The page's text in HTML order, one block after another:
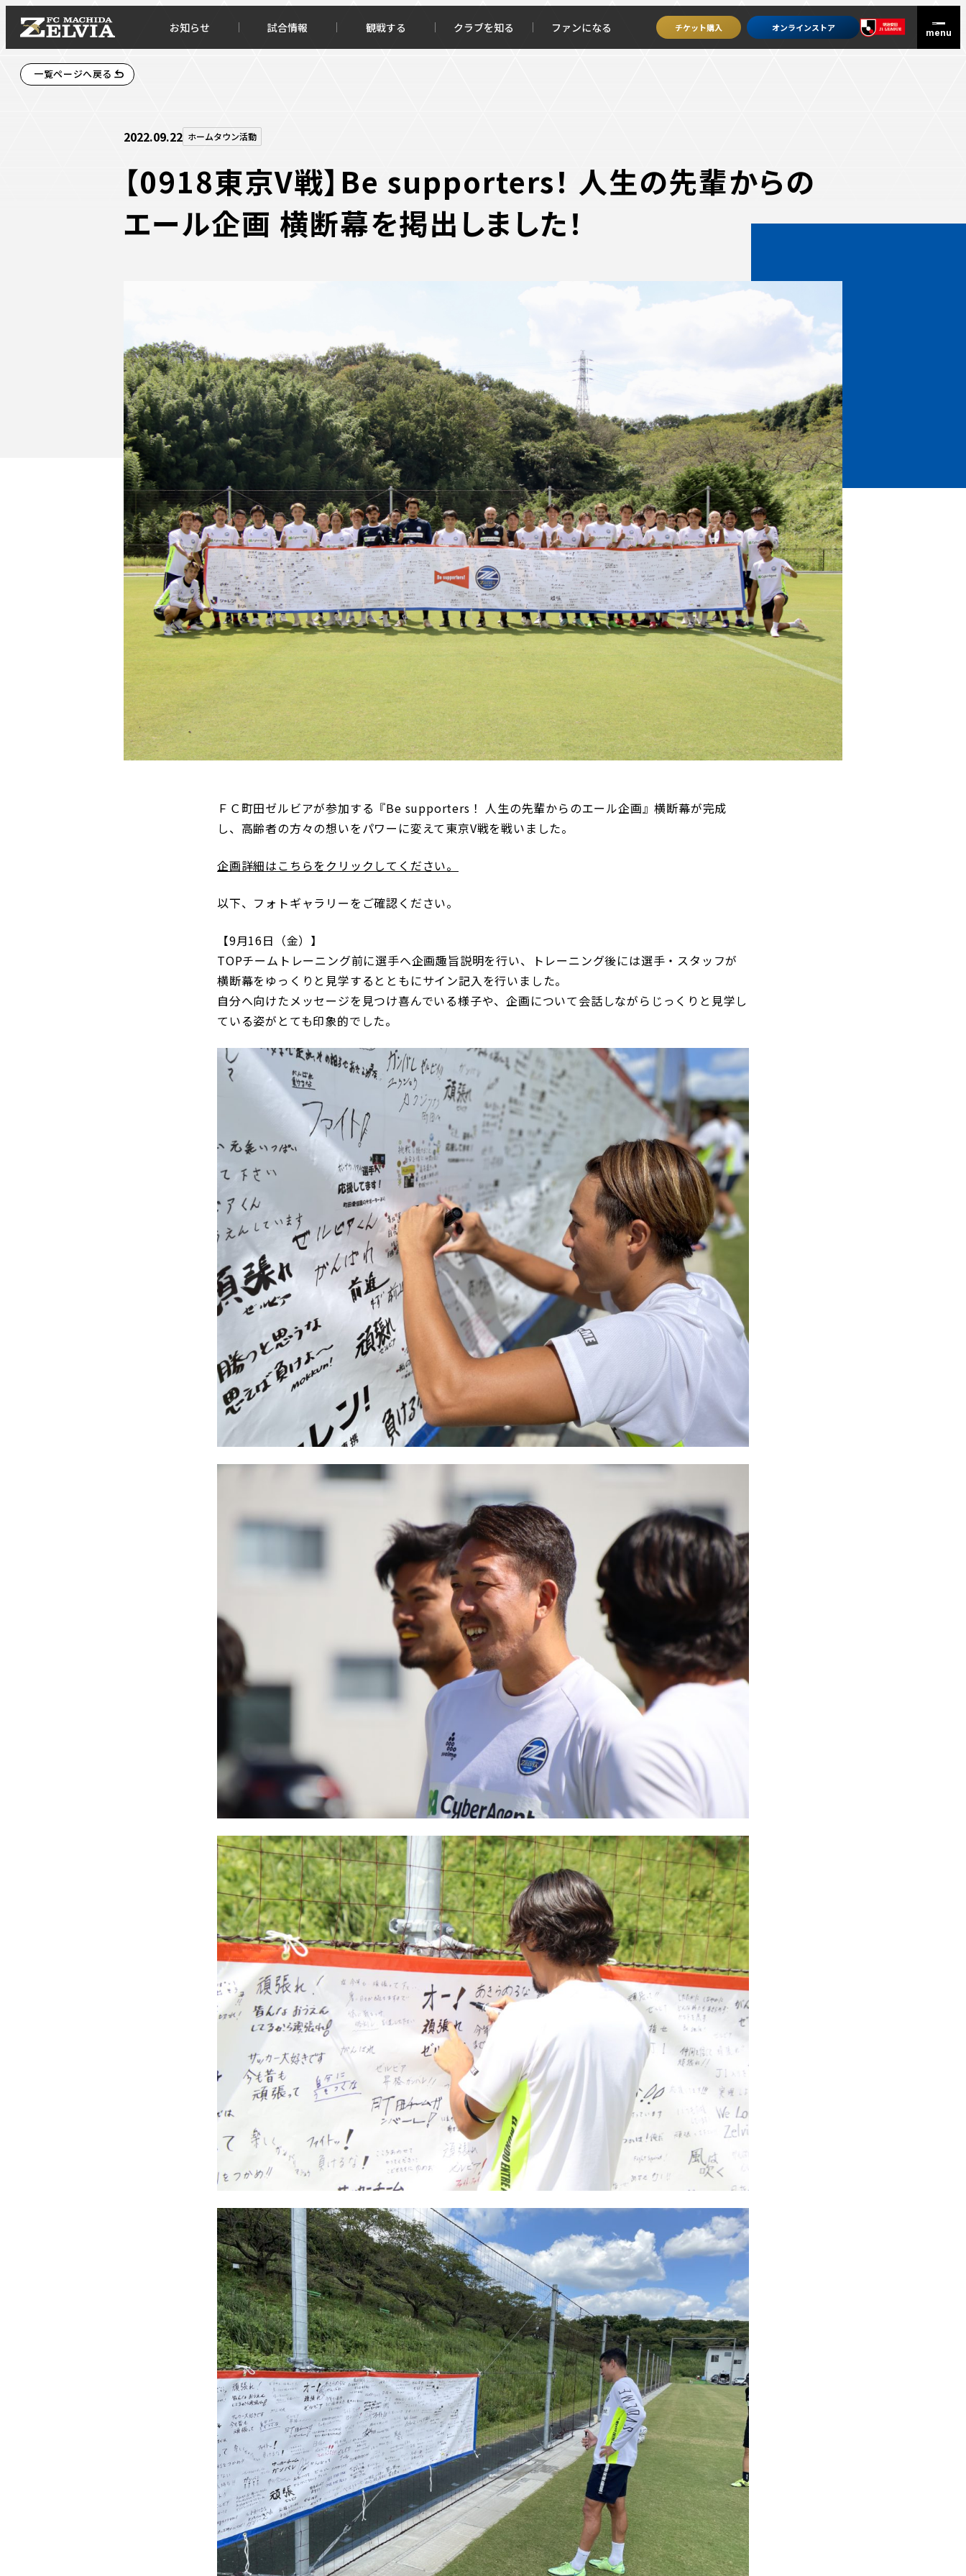
お知らせ 試合情報 観戦する クラブを知る ファンになる チケット購入 オンラインストア
ファンクラブ
ホームタウン活動
試合情報トップ
観戦するトップ
チケットを買う
チケット購入
チケット購入手順
チケット販売スケジュール
️スタジアムを知る
スタジアムアクセス
スタジアムマップ
観戦方法を知る
スタジアム観戦ガイド
観戦マナー＆ルール
ビジターサポーターの皆様へ
車イスでの観戦
試合運営管理規程
クラブを知るトップ
ＦＣ町田ゼルビアについて
ファンになるトップ
ファンクラブ
クラブゼルビスタへの入会
シーズンシート
ＦＣ町田ゼルビアをサポート
トレーニングの見学・ファンサービ
ス
ボランティア
ＦＣ町田ゼルビアカレンダー
三輪緑山ベースを利用
三輪緑山ベースご利用案内
オンラインストア
ユニフォーム
ホームタウントップ
ゼルビアアシスト募集
ゼルビアアシスト協賛企業一覧
ゼルナビ
ゼル塾
ＦＣ町田ゼルビアスポーツクラブ
ＦＣ町田ゼルビアアカデミー
ゼルビアフットサルパーク
パートナートップ
パートナー企業一覧
肖像権・ロゴについて プライバシーポリシー LINEミニアプリプライバシーポリシー
一覧ページへ戻る
2022.09.22 ホームタウン活動
【0918東京V戦】Be supporters！ 人生の先輩からの
エール企画 横断幕を掲出しました！
ＦＣ町田ゼルビアが参加する『Be supporters！ 人生の先輩からのエール企画』横断幕が完成
し、高齢者の方々の想いをパワーに変えて東京V戦を戦いました。
企画詳細はこちらをクリックしてください。
以下、フォトギャラリーをご確認ください。
【9月16日（金）】
TOPチームトレーニング前に選手へ企画趣旨説明を行い、トレーニング後には選手・スタッフが
横断幕をゆっくりと見学するとともにサイン記入を行いました。
自分へ向けたメッセージを見つけ喜んでいる様子や、企画について会話しながらじっくりと見学し
ている姿がとても印象的でした。